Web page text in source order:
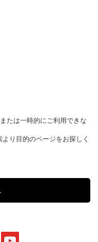
たは一時的にご利用できな
り目的のページをお探しく